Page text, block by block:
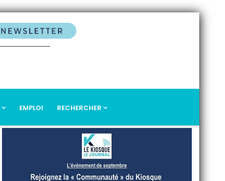
EMPLOI RECHERCHER